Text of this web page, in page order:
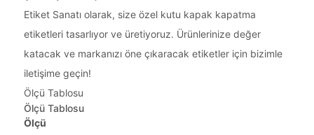
Etiket Sanatı olarak, size özel kutu kapak kapatma
etiketleri tasarlıyor ve üretiyoruz. Ürünlerinize değer
katacak ve markanızı öne çıkaracak etiketler için bizimle
iletişime geçin!
Ölçü Tablosu
Ölçü Tablosu
Ölçü